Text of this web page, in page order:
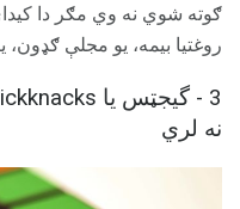
ګوته شوي نه وي مګر دا
روغتیا بیمه، یو مجلې ګډون،
نه لري